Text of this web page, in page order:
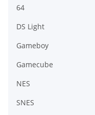
64
DS Light
Gameboy
Gamecube
NES
SNES